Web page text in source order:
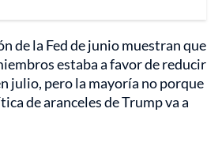
de la Fed de junio muestran que
estaba a favor de reducir
julio, pero la mayoría no porque
de aranceles de Trump va a